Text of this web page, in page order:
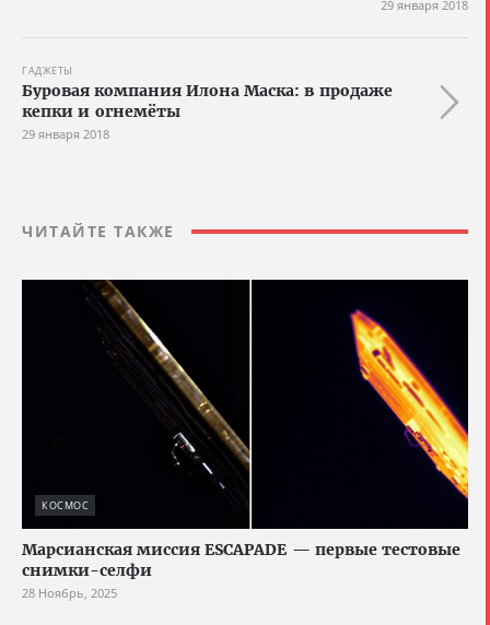
29 января 2018
ГАДЖЕТЫ
Буровая компания Илона Маска: в продаже
кепки и огнемёты
29 января 2018
ЧИТАЙТЕ ТАКЖЕ
КОСМОС
Марсианская миссия ESCAPADE — первые тестовые
снимки-селфи
28 Ноябрь, 2025